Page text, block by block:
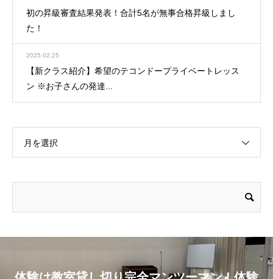
初の昇級審査結果発表！合計5名が無事合格昇級しまし
た！
2025.02.25
【新クラス紹介】希望のテコンドープライベートレッス
ン ※お子さんの発達...
月を選択